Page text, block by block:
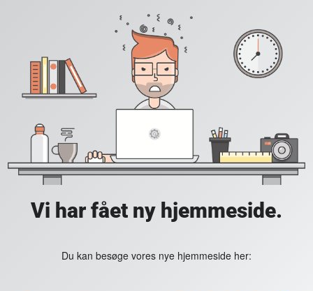
Vi har fået ny hjemmeside.
Du kan besøge vores nye hjemmeside her: